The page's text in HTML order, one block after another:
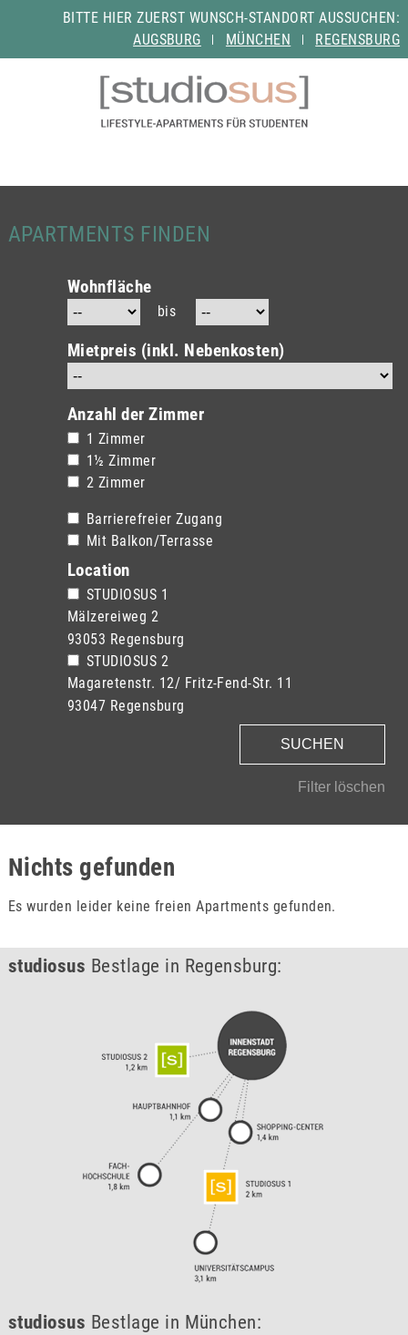
BITTE HIER ZUERST WUNSCH-STANDORT AUSSUCHEN:
AUGSBURG
MÜNCHEN REGENSBURG
APARTMENTS FINDEN
Wohnfläche
bis
Mietpreis (inkl. Nebenkosten)
Anzahl der Zimmer
1 Zimmer
1½ Zimmer
2 Zimmer
Barrierefreier Zugang
Mit Balkon/Terrasse
Location
STUDIOSUS 1
Mälzereiweg 2
·
93053 Regensburg
STUDIOSUS 2
Magaretenstr. 12/ Fritz-Fend-Str. 11
·
93047 Regensburg
Nichts gefunden
Es wurden leider keine freien Apartments gefunden.
studiosus Bestlage in Regensburg:
studiosus Bestlage in München: